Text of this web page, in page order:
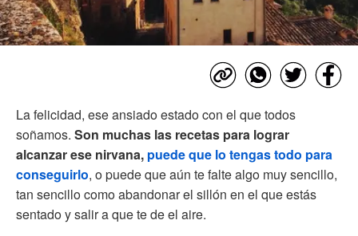
La felicidad, ese ansiado estado con el que todos
soñamos. Son muchas las recetas para lograr
alcanzar ese nirvana, puede que lo tengas todo para
conseguirlo, o puede que aún te falte algo muy sencillo,
tan sencillo como abandonar el sillón en el que estás
sentado y salir a que te de el aire.